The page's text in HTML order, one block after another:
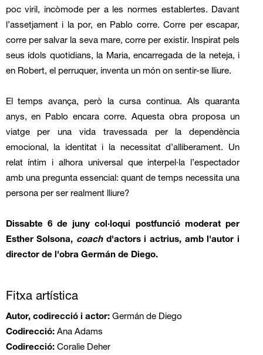
poc viril, incòmode per a les normes establertes. Davant
l’assetjament i la por, en Pablo corre. Corre per escapar,
corre per salvar la seva mare, corre per existir. Inspirat pels
seus ídols quotidians, la Maria, encarregada de la neteja, i
en Robert, el perruquer, inventa un món on sentir-se lliure.
El temps avança, però la cursa continua. Als quaranta
anys, en Pablo encara corre. Aquesta obra proposa un
viatge per una vida travessada per la dependència
emocional, la identitat i la necessitat d’alliberament. Un
relat íntim i alhora universal que interpel·la l’espectador
amb una pregunta essencial: quant de temps necessita una
persona per ser realment lliure?
Dissabte 6 de juny col·loqui postfunció moderat per
Esther Solsona, coachd'actors i actrius, amb l'autor i
director de l'obra Germán de Diego.
Fitxa artística
Autor, codirecció i actor: Germán de Diego
Codirecció:Ana Adams
Codirecció:Coralie Deher